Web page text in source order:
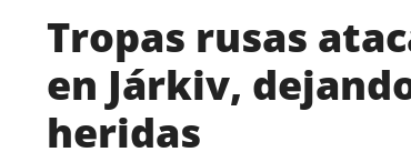
Tropas rusas
en Járkiv,
heridas